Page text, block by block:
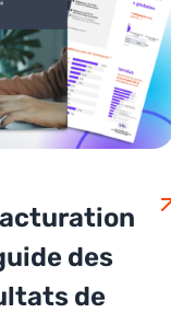
des
de